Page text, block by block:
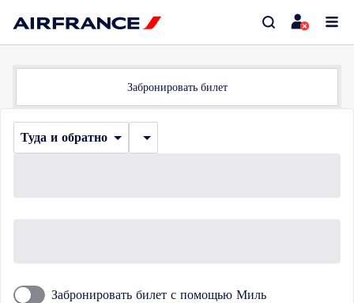
Забронировать билет
Туда и обратно
Забронировать билет с помощью Миль